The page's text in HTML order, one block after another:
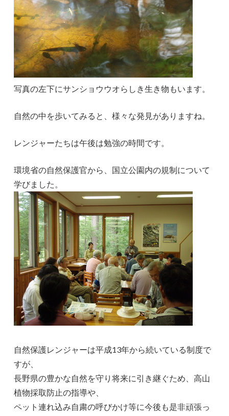
写真の左下にサンショウウオらしき生き物もいます。
自然の中を歩いてみると、様々な発見がありますね。
レンジャーたちは午後は勉強の時間です。
環境省の自然保護官から、国立公園内の規制について
学びました。
自然保護レンジャーは平成13年から続いている制度で
すが、
長野県の豊かな自然を守り将来に引き継ぐため、高山
植物採取防止の指導や、
ペット連れ込み自粛の呼びかけ等に今後も是非頑張っ